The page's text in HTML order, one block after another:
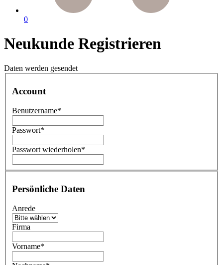
0
Neukunde Registrieren
Daten werden gesendet
Account
Benutzername*
Passwort*
Passwort wiederholen*
Persönliche Daten
Anrede
Firma
Vorname*